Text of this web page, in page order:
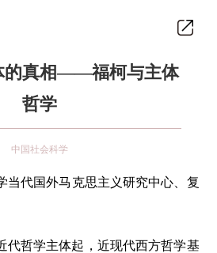
的真相——福柯与主体
哲学
中国社会科学
国外马克思主义研究中心、复
哲学主体起，近现代西方哲学基